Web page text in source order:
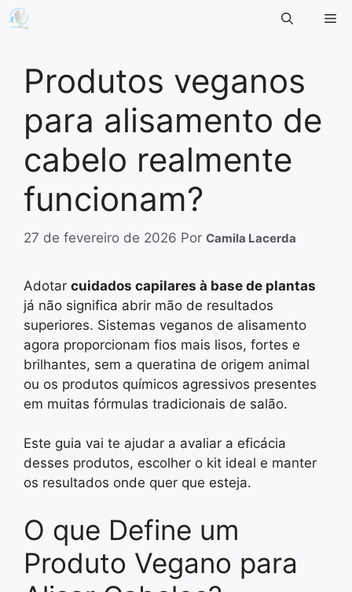
Pular
para
conteúdoProdutos veganos
para alisamento de
cabelo realmente
funcionam?
27 de fevereiro de 2026 Por Camila Lacerda
Adotar cuidados capilares à base de plantas
já não significa abrir mão de resultados
superiores. Sistemas veganos de alisamento
agora proporcionam fios mais lisos, fortes e
brilhantes, sem a queratina de origem animal
ou os produtos químicos agressivos presentes
em muitas fórmulas tradicionais de salão.
Este guia vai te ajudar a avaliar a eficácia
desses produtos, escolher o kit ideal e manter
os resultados onde quer que esteja.
O que Define um
Produto Vegano para